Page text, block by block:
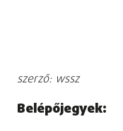
szerző: wssz
Belépőjegyek: